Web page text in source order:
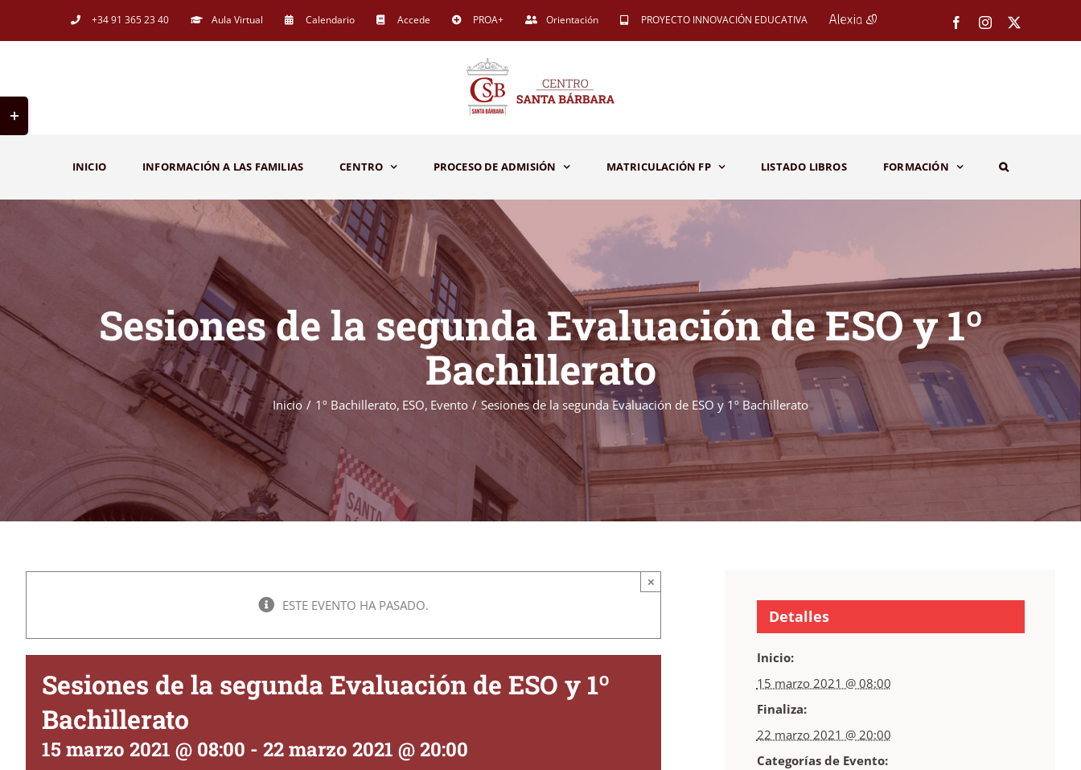
al
+34 91 365 23 40 Aula Virtual Calendario Accede PROA+ Orientación PROYECTO INNOVACIÓN EDUCATIVA FacebookInstagram
INICIO INFORMACIÓN A LAS FAMILIAS CENTRO PROCESO DE ADMISIÓN MATRICULACIÓN FP LISTADO LIBROS FORMACIÓN
Sesiones de la segunda Evaluación de ESO y 1º
Bachillerato
Inicio 1º Bachillerato ESO Evento Sesiones de la segunda Evaluación de ESO y 1º Bachillerato
ESTE EVENTO HA PASADO.
×
Sesiones de la segunda Evaluación de ESO y 1º
Bachillerato
15 marzo 2021 @ 08:00 - 22 marzo 2021 @ 20:00
Detalles
Inicio:
15 marzo 2021 @ 08:00
Finaliza:
22 marzo 2021 @ 20:00
Categorías de Evento:
Toggle
Sliding